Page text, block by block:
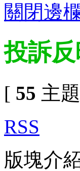
關閉邊
投訴
[ 55 主
RSS
版塊介